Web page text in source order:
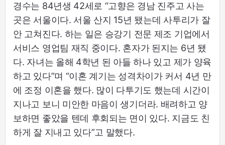
경수는 84년생 42세로 “고향은 경남 진주고 사는
곳은 서울이다. 서울 산지 15년 됐는데 사투리가 잘
안 고쳐진다. 하는 일은 승강기 전문 제조 기업에서
서비스 영업팀 재직 중이다. 혼자가 된지는 6년 됐
다. 자녀는 올해 4학년 된 아들 하나 있고 제가 양육
하고 있다”며 “이혼 계기는 성격차이가 커서 4년 만
에 조정 이혼을 했다. 많이 다투기도 했는데 시간이
지나고 보니 미안한 마음이 생기더라. 배려하고 양
보하면 좋았을 텐데 후회되는 면이 있다. 지금도 친
하게 잘 지내고 있다”고 말했다.